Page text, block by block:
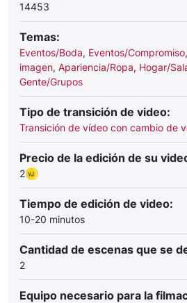
14453
Temas:
Eventos/Boda, Eventos/Compromiso,
imagen, Apariencia/Ropa, Hogar/
Gente/Grupos
Tipo de transición de video:
Transición de vídeo con cambio de
Precio de la edición de su
2
Tiempo de edición de video:
10-20 minutos
Cantidad de escenas que se
2
Equipo necesario para la